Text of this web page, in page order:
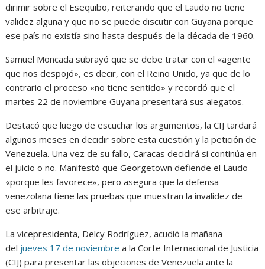
dirimir sobre el Esequibo, reiterando que el Laudo no tiene
validez alguna y que no se puede discutir con Guyana porque
ese país no existía sino hasta después de la década de 1960.
Samuel Moncada subrayó que se debe tratar con el «agente
que nos despojó», es decir, con el Reino Unido, ya que de lo
contrario el proceso «no tiene sentido» y recordó que el
martes 22 de noviembre Guyana presentará sus alegatos.
Destacó que luego de escuchar los argumentos, la CIJ tardará
algunos meses en decidir sobre esta cuestión y la petición de
Venezuela. Una vez de su fallo, Caracas decidirá si continúa en
el juicio o no. Manifestó que Georgetown defiende el Laudo
«porque les favorece», pero asegura que la defensa
venezolana tiene las pruebas que muestran la invalidez de
ese arbitraje.
La vicepresidenta, Delcy Rodríguez, acudió la mañana
del jueves 17 de noviembre a la Corte Internacional de Justicia
(CIJ) para presentar las objeciones de Venezuela ante la